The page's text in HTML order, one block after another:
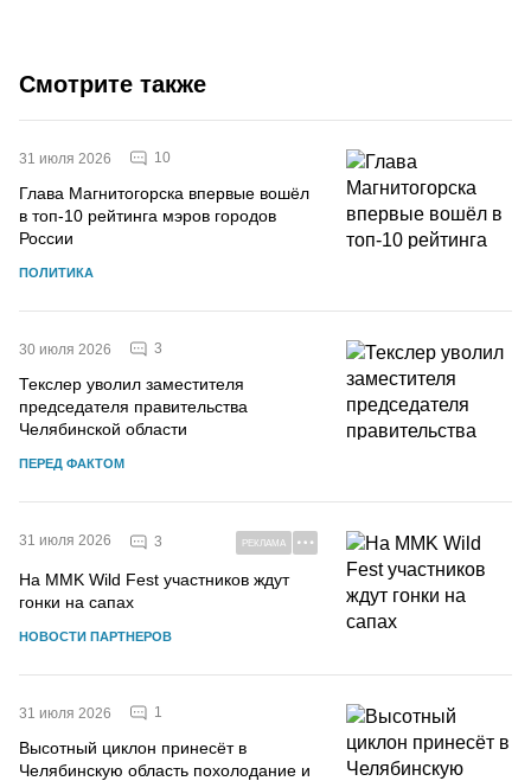
Смотрите также
31 июля 2026 10
Глава Магнитогорска впервые вошёл
в топ-10 рейтинга мэров городов
России
ПОЛИТИКА
30 июля 2026 3
Текслер уволил заместителя
председателя правительства
Челябинской области
ПЕРЕД ФАКТОМ
31 июля 2026 3 РЕКЛАМА
На MMK Wild Fest участников ждут
гонки на сапах
НОВОСТИ ПАРТНЕРОВ
31 июля 2026 1
Высотный циклон принесёт в
Челябинскую область похолодание и